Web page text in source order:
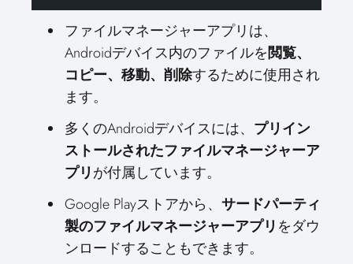
ファイルマネージャーアプリは、
Androidデバイス内のファイルを閲覧、
コピー、移動、削除するために使用され
ます。
多くのAndroidデバイスには、 プリイン
ストールされたファイルマネージャーア
プリが付属しています。
Google Playストアから、 サードパーティ
製のファイルマネージャーアプリ をダウ
ンロードすることもできます。